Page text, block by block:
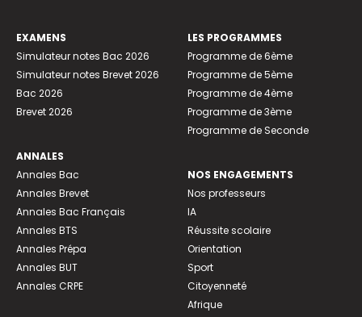
EXAMENS
Simulateur notes Bac 2026
Simulateur notes Brevet 2026
Bac 2026
Brevet 2026
ANNALES
Annales Bac
Annales Brevet
Annales Bac Français
Annales BTS
Annales Prépa
Annales BUT
Annales CRPE
LES PROGRAMMES
Programme de 6ème
Programme de 5ème
Programme de 4ème
Programme de 3ème
Programme de Seconde
NOS ENGAGEMENTS
Nos professeurs
IA
Réussite scolaire
Orientation
Sport
Citoyenneté
Afrique